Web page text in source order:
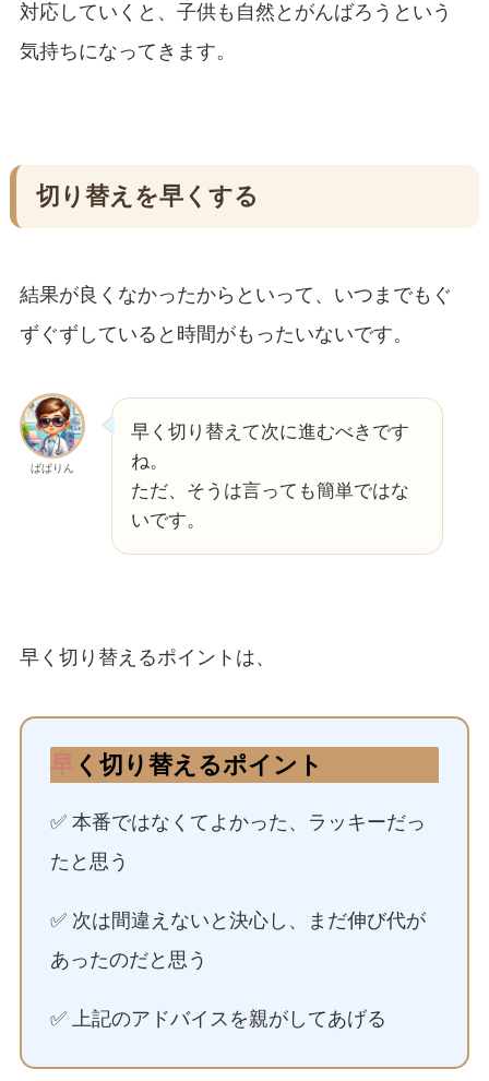
対応していくと、子供も自然とがんばろうという
気持ちになってきます。
切り替えを早くする
結果が良くなかったからといって、いつまでもぐ
ずぐずしていると時間がもったいないです。
ぱぱりん
早く切り替えて次に進むべきです
ね。
ただ、そうは言っても簡単ではな
いです。
早く切り替えるポイントは、
早 く切り替えるポイント
✅ 本番ではなくてよかった、ラッキーだっ
たと思う
✅ 次は間違えないと決心し、まだ伸び代が
あったのだと思う
✅ 上記のアドバイスを親がしてあげる